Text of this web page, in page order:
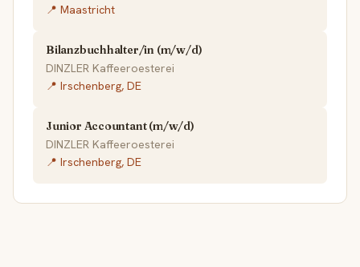
📍 Maastricht
Bilanzbuchhalter/in (m/w/d)
DINZLER Kaffeeroesterei
📍 Irschenberg, DE
Junior Accountant (m/w/d)
DINZLER Kaffeeroesterei
📍 Irschenberg, DE